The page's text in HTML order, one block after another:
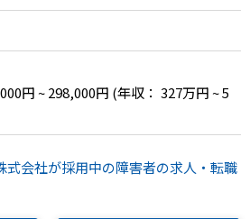
円 ~ 298,000円 (年収： 327万円 ~ 5
式会社が採用中の障害者の求人・転職